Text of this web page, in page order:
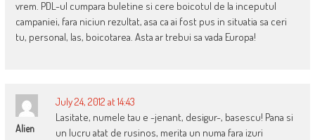
vrem. PDL-ul cumpara buletine si cere boicotul de la inceputul
campaniei, fara niciun rezultat, asa ca ai fost pus in situatia sa ceri
tu, personal, las, boicotarea. Asta ar trebui sa vada Europa!
Alien
July 24, 2012 at 14:43
Lasitate, numele tau e -jenant, desigur-, basescu! Pana si
un lucru atat de rusinos, merita un numa fara izuri